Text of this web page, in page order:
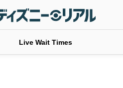
Live Wait Times